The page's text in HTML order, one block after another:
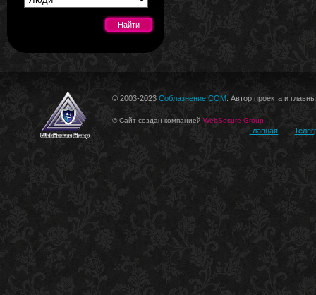
© 2003-2023 Соблазнение.COM . Автор проекта и
© Сайт создан компанией WebSecure Group
Главная